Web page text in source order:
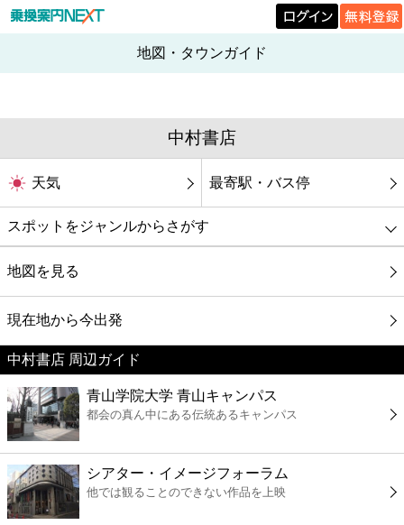
地図・タウンガイド
中村書店
天気 最寄駅・バス停
スポットをジャンルからさがす
グルメ
映画
美容
コンビニ
薬局
スーパー
地図を見る
現在地から今出発
中村書店 周辺ガイド
青山学院大学 青山キャンパス
都会の真ん中にある伝統あるキャンパス
シアター・イメージフォーラム
他では観ることのできない作品を上映